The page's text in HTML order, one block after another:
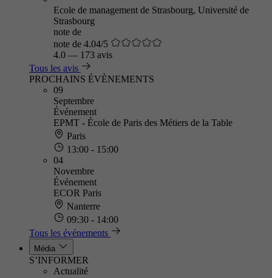
Ecole de management de Strasbourg, Université de
Strasbourg
note de
note de 4.04/5
4.0 — 173 avis
Tous les avis
PROCHAINS ÉVÈNEMENTS
09
Septembre
Événement
EPMT - École de Paris des Métiers de la Table
Paris
13:00 - 15:00
04
Novembre
Événement
ECOR Paris
Nanterre
09:30 - 14:00
Tous les événements
Média
S’INFORMER
Actualité